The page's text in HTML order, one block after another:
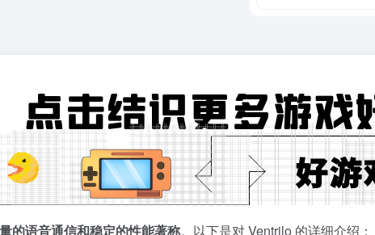
的语音通信和稳定的性能著称。以下是对 Ventrilo 的详细介绍：